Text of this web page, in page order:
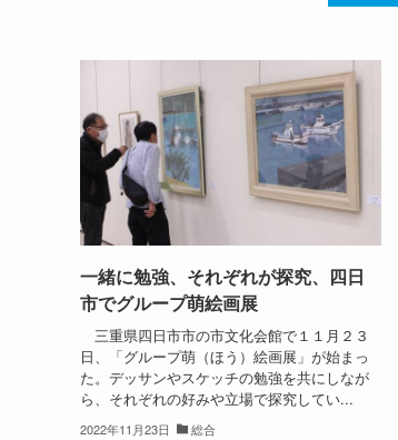
一緒に勉強、それぞれが探究、四日
市でグループ萌絵画展
三重県四日市市の市文化会館で１１月２３
日、「グループ萌（ほう）絵画展」が始まっ
た。デッサンやスケッチの勉強を共にしなが
ら、それぞれの好みや立場で探究してい...
2022年11月23日 総合